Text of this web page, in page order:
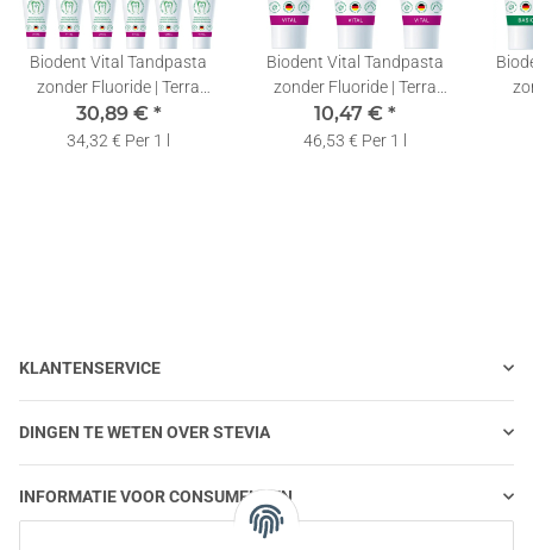
Biodent Vital Tandpasta
zonder Fluoride | Terra
Natura Tandpasta Fluoride
Vrij | 12 x 75ml
30,89 € *
34,32 € Per 1 l
Biodent Vital Tandpasta
zonder Fluoride | Terra
Natura Tandpasta Fluoride
Vrij | 3 x 75ml
10,47 € *
46,53 € Per 1 l
KLANTENSERVICE
DINGEN TE WETEN OVER STEVIA
INFORMATIE VOOR CONSUMENTEN